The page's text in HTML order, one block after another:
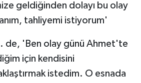
geldiğinden dolayı bu olay
tahliyemi istiyorum'
de, 'Ben olay günü Ahmet'te
için kendisini
istedim. O esnada